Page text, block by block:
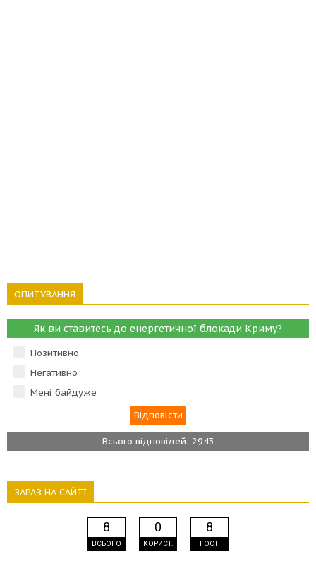
ОПИТУВАННЯ
Як ви ставитесь до енергетичної блокади Криму?
Позитивно
Негативно
Мені байдуже
Всього відповідей: 2943
ЗАРАЗ НА САЙТІ
8
ВСЬОГО
0
КОРИСТ.
8
ГОСТІ